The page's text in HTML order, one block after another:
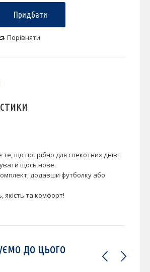
Придбати
Порівняти
що потрібно для спекотних днів!
щось нове.
додавши футболку або
якість та комфорт!
до цього